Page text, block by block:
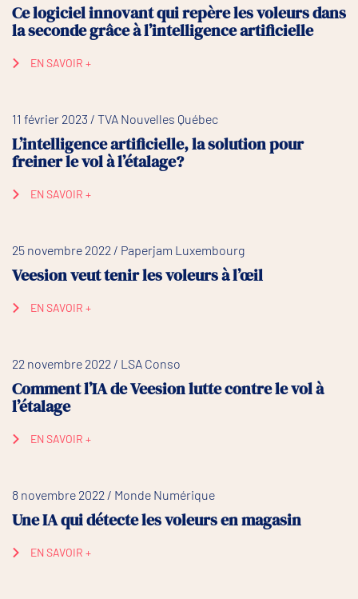
Ce logiciel innovant qui repère les voleurs dans
la seconde grâce à l’intelligence artificielle
EN SAVOIR +
11 février 2023 / TVA Nouvelles Québec
L’intelligence artificielle, la solution pour
freiner le vol à l’étalage?
EN SAVOIR +
25 novembre 2022 / Paperjam Luxembourg
Veesion veut tenir les voleurs à l’œil
EN SAVOIR +
22 novembre 2022 / LSA Conso
Comment l’IA de Veesion lutte contre le vol à
l’étalage
EN SAVOIR +
8 novembre 2022 / Monde Numérique
Une IA qui détecte les voleurs en magasin
EN SAVOIR +